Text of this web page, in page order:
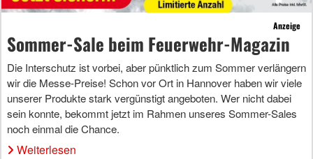
Anzeige
Sommer-Sale beim Feuerwehr-Magazin
Die Interschutz ist vorbei, aber pünktlich zum Sommer verlängern
wir die Messe-Preise! Schon vor Ort in Hannover haben wir viele
unserer Produkte stark vergünstigt angeboten. Wer nicht dabei
sein konnte, bekommt jetzt im Rahmen unseres Sommer-Sales
noch einmal die Chance.
Weiterlesen